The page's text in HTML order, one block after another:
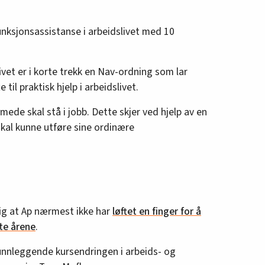
i arbeidslivet med 10
er i korte trekk en Nav-ordning som lar
til praktisk hjelp i arbeidslivet.
skal stå i jobb. Dette skjer ved hjelp av en
kunne utføre sine ordinære
at Ap nærmest ikke harløftet en finger for å
årene.
kursendringen i arbeids- og